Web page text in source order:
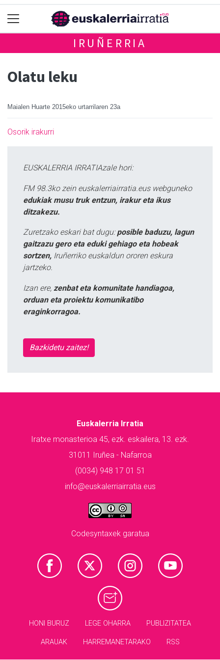
IRUÑERRIA
Olatu leku
Maialen Huarte 2015eko urtarrilaren 23a
Osorik irakurri
EUSKALERRIA IRRATIAzale hori:
FM 98.3ko zein euskalerriairratia.eus webguneko
edukiak musu truk entzun, irakur eta ikus
ditzakezu.
Zuretzako eskari bat dugu: posible baduzu, lagun
gaitzazu gero eta eduki gehiago eta hobeak
sortzen, Iruñerriko euskaldun ororen eskura
jartzeko.
Izan ere, zenbat eta komunitate handiagoa,
orduan eta proiektu komunikatibo
eraginkorragoa.
Bazkidetu zaitez!
Euskalerria Irratia
Iratxe monasterioa 45, ezk. eskailera, 13. ezk.
31011 Iruñea - Nafarroa
(0034) 948 17 01 51
info@euskalerriairratia.eus
Codesyntaxek garatua
HONI BURUZ LEGE OHARRA PUBLIZITATEA
ARAUAK HARREMANETARAKO RSS